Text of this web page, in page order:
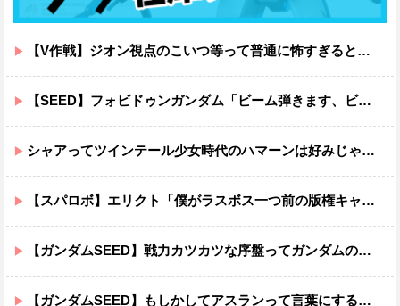
【V作戦】ジオン視点のこいつ等って普通に怖すぎると思う…
【SEED】フォビドゥンガンダム「ビーム弾きます、ビーム曲げられます、空飛びます」←二世代目でこれ出来るのおかしいだろ
シャアってツインテール少女時代のハマーンは好みじゃなかったの？
【スパロボ】エリクト「僕がラスボス一つ前の版権キャラ最後の敵ってちょっと荷が重すぎない？」
【ガンダムSEED】戦力カツカツな序盤ってガンダムの中だと割と珍しい気がする
【ガンダムSEED】もしかしてアスランって言葉にするのが下手なだけでめっちゃいい人なのでは？